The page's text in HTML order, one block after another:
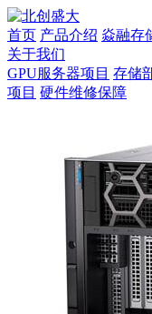
首页 产品介绍 焱融存
关于我们
GPU服务器项目 存储
项目 硬件维修保障